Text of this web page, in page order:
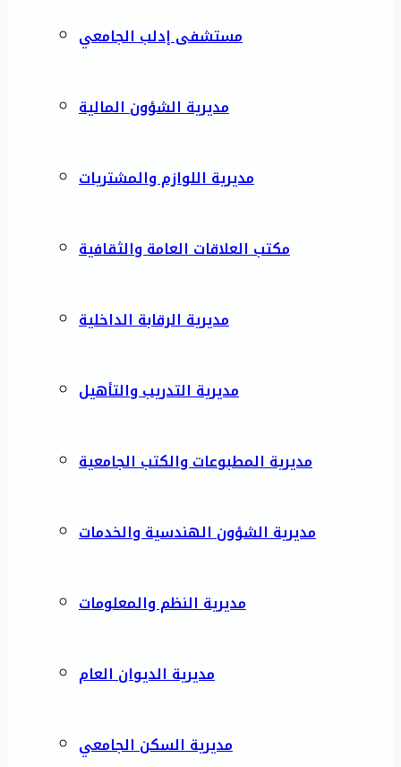
مستشفى إدلب الجامعي
مديرية الشؤون المالية
مديرية اللوازم والمشتريات
مكتب العلاقات العامة والثقافية
مديرية الرقابة الداخلية
مديرية التدريب والتأهيل
مديرية المطبوعات والكتب الجامعية
مديرية الشؤون الهندسية والخدمات
مديرية النظم والمعلومات
مديرية الديوان العام
مديرية السكن الجامعي